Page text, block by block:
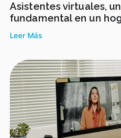
Asistentes virtuales,
fundamental en un
Leer Más